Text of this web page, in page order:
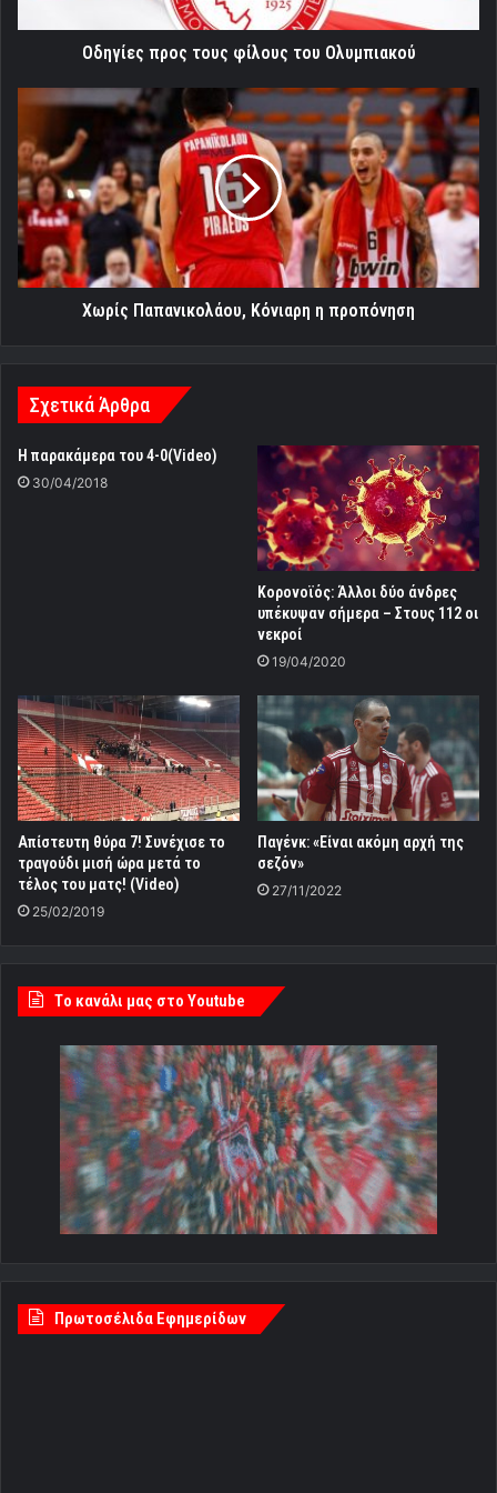
Οδηγίες προς τους φίλους του Ολυμπιακού
Κόνιαρη
η
προπόνηση
Χωρίς Παπανικολάου, Κόνιαρη η προπόνηση
Σχετικά Άρθρα
Η παρακάμερα του 4-0(Video)
30/04/2018
Κορονοϊός: Άλλοι δύο άνδρες
υπέκυψαν σήμερα – Στους 112 οι
νεκροί
19/04/2020
Απίστευτη θύρα 7! Συνέχισε το
τραγούδι μισή ώρα μετά το
τέλος του ματς! (Video)
25/02/2019
Παγένκ: «Είναι ακόμη αρχή της
σεζόν»
27/11/2022
Tο κανάλι μας στο Youtube
Πρωτοσέλιδα Εφημερίδων